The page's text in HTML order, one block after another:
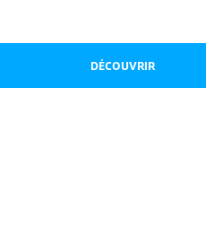
DÉCOUVRIR